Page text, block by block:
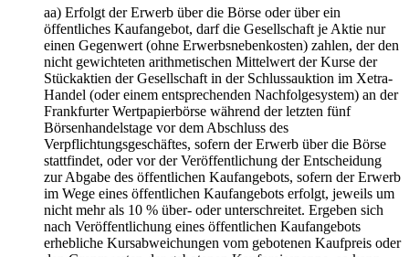
aa) Erfolgt der Erwerb über die Börse oder über ein
öffentliches Kaufangebot, darf die Gesellschaft je Aktie nur
einen Gegenwert (ohne Erwerbsnebenkosten) zahlen, der den
nicht gewichteten arithmetischen Mittelwert der Kurse der
Stückaktien der Gesellschaft in der Schlussauktion im Xetra-
Handel (oder einem entsprechenden Nachfolgesystem) an der
Frankfurter Wertpapierbörse während der letzten fünf
Börsenhandelstage vor dem Abschluss des
Verpflichtungsgeschäftes, sofern der Erwerb über die Börse
stattfindet, oder vor der Veröffentlichung der Entscheidung
zur Abgabe des öffentlichen Kaufangebots, sofern der Erwerb
im Wege eines öffentlichen Kaufangebots erfolgt, jeweils um
nicht mehr als 10 % über- oder unterschreitet. Ergeben sich
nach Veröffentlichung eines öffentlichen Kaufangebots
erhebliche Kursabweichungen vom gebotenen Kaufpreis oder